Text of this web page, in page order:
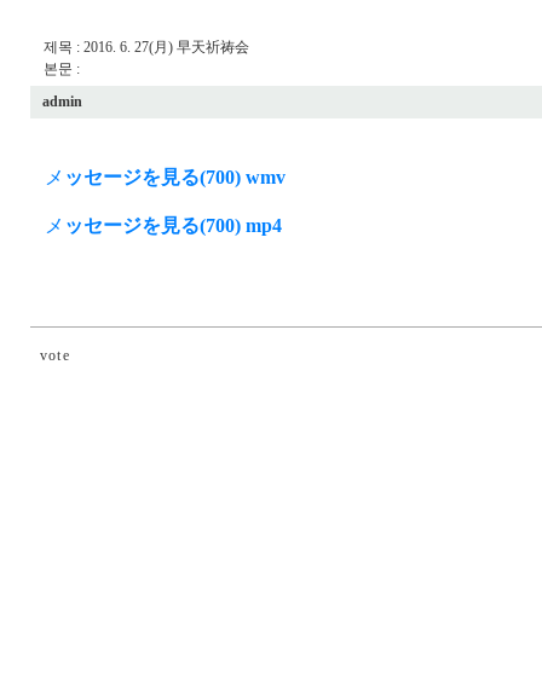
제목 : 2016. 6. 27(月) 早天祈祷会
본문 :
admin
メ ッセージを見る(700) wmv
メ ッセージを見る(700) mp4
vote